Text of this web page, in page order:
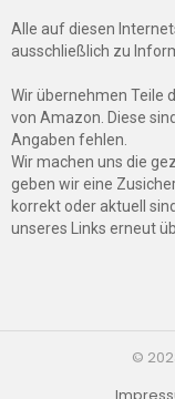
Alle auf diesen
ausschließlich zu
Wir übernehmen Teile
von Amazon. Diese
Angaben fehlen.
Wir machen uns die
geben wir eine
korrekt oder aktuell
unseres Links erneut
©